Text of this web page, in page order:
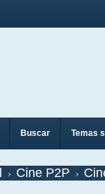
Buscar Temas
Cine P2P